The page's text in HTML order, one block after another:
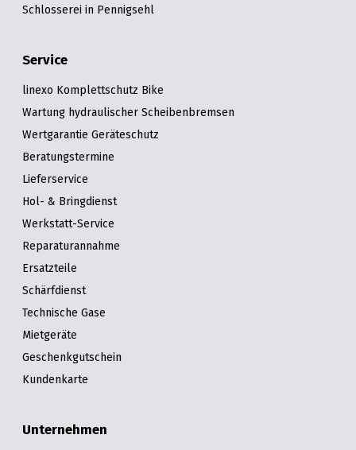
Schlosserei in Pennigsehl
Service
linexo Komplettschutz Bike
Wartung hydraulischer Scheibenbremsen
Wertgarantie Geräteschutz
Beratungstermine
Lieferservice
Hol- & Bringdienst
Werkstatt-Service
Reparaturannahme
Ersatzteile
Schärfdienst
Technische Gase
Mietgeräte
Geschenkgutschein
Kundenkarte
Unternehmen